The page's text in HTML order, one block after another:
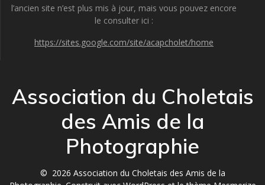
l’ancien site n’est plus mis à jour, mais vous pouvez encore
le consulter ici :
https://sites.google.com/site/acapcholet/home
Association du Choletais
des Amis de la
Photographie
© 2026 Association du Choletais des Amis de la